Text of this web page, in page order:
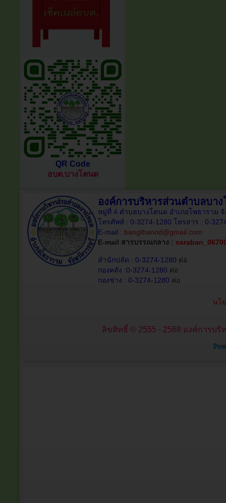
QR Code
อบต.บางโตนด
องค์การบริหารส่วนตำบลบา
หมู่ที่ 4 ตำบลบางโตนด อำเภอโพธาราม
โทรศัพท์ : 0-3274-1280 โทรสาร : 0-
E-mail : bangthanod@gmail.com
E-mail สารบรรณกลาง :
สำนักปลัด : 0-3274-1280 ต่อ
กองคลัง :0-3274-1280 ต่อ
กองช่าง : 0-3274-1280 ต่อ
นโ
ลิขสิทธิ์ © 2555 - 2568 องค์การบ